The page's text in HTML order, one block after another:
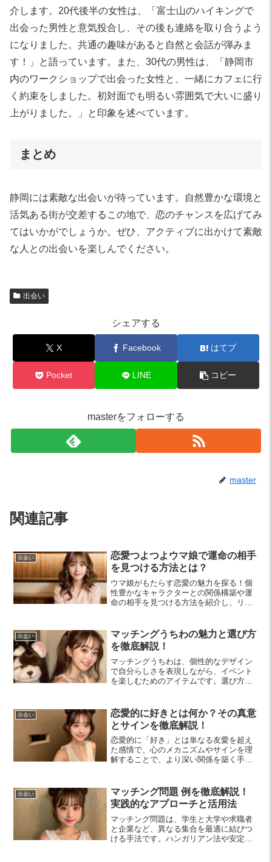
介します。20代後半の女性は、「富士山のハイキングで
出会った男性と意気投合し、その後も連絡を取り合うよう
になりました。共通の趣味があると自然と会話が弾みま
す！」と語っています。また、30代の男性は、「静岡市
内のワークショップで出会った女性と、一緒にカフェに行
く約束をしました。初対面でも明るい雰囲気で大いに盛り
上がりました。」と印象を述べています。
まとめ
静岡には素敵な出会いが待っています。自然豊かな環境と
活気ある街が交差するこの地で、恋のチャンスを広げてみ
てはいかがでしょうか。ぜひ、アクティブに出かけて素敵
な人との出会いを楽しんでください。
出会い
シェアする
X Facebook はてブ
Pocket LINE コピー
masterをフォローする
master
関連記事
出会い
恋愛つよつよウマ娘で運命の相手
を見つける方法とは？
ウマ娘がもたらす恋愛の魅力を探る！個
性豊かなキャラクターとの関係構築や運
命の相手を見つける方法を紹介し、リア
出会い
マッチングうちわの魅力と選び方
を徹底解説！
マッチングうちわは、個性的なデザイン
で自分らしさを表現しながら、イベント
を楽しむためのアイテムです。選び方や
出会い
恋愛的に好きとは何か？その真意
とサインを徹底解説！
恋愛的に「好き」とは単なる友愛を超え
た感情で、心のメカニズムやサインを理
解することで、より深い関係を築く手助
法を紹介します。
出会い
マッチング問題 例を徹底解説！
実践的なアプローチと活用法
マッチング問題は、学生と大学や求職者
と企業など、異なる集合を最適に結びつ
ける手法です。ハンガリアン法や安定マ